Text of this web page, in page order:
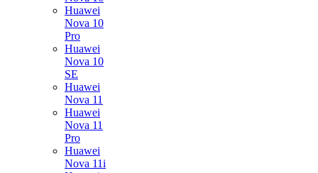
Huawei
Nova 10
Pro
Huawei
Nova 10
SE
Huawei
Nova 11
Huawei
Nova 11
Pro
Huawei
Nova 11i